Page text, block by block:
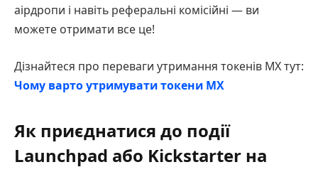
аірдропи і навіть реферальні комісійні — ви
можете отримати все це!
Дізнайтеся про переваги утримання токенів MX тут:
Чому варто утримувати токени MX
Як приєднатися до події
Launchpad або Kickstarter на